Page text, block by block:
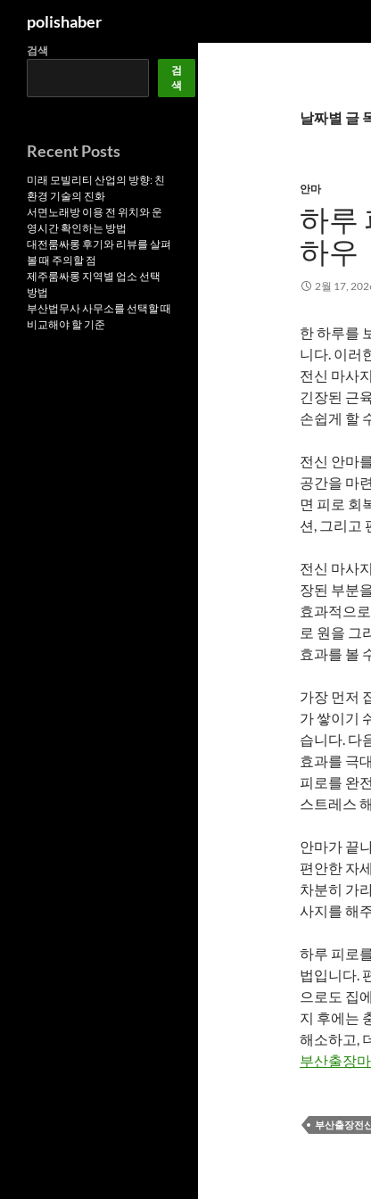
polishaber
날짜별 글
안마
하루
하우
2월 17,
한 하루를
니다. 이러
전신 마사
긴장된 근
손쉽게 할
전신 안마
공간을 마
면 피로 회
션, 그리고
전신 마사
장된 부분
효과적으
로 원을 그
효과를 볼
가장 먼저
가 쌓이기
습니다. 다
효과를 극
피로를 완
스트레스
안마가 끝
편안한 자
차분히 가
사지를 해
하루 피로
법입니다.
으로도 집
지 후에는
해소하고,
부산출장
부산출장전
검색
검
색
Recent Posts
미래 모빌리티 산업의 방향: 친
환경 기술의 진화
서면노래방 이용 전 위치와 운
영시간 확인하는 방법
대전룸싸롱 후기와 리뷰를 살펴
볼 때 주의할 점
제주룸싸롱 지역별 업소 선택
방법
부산법무사 사무소를 선택할 때
비교해야 할 기준